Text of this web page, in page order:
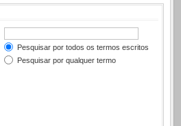
Pesquisar por todos os termos escritos
Pesquisar por qualquer termo